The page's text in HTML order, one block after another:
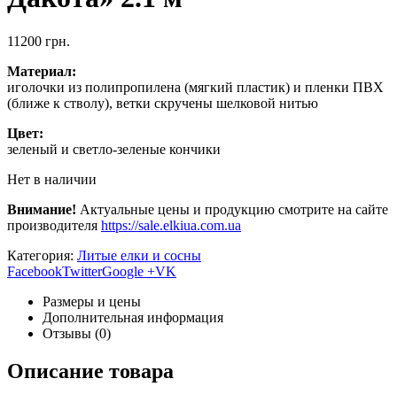
11200 грн.
Материал:
иголочки из полипропилена (мягкий пластик) и пленки ПВХ
(ближе к стволу), ветки скручены шелковой нитью
Цвет:
зеленый и светло-зеленые кончики
Нет в наличии
Внимание! Актуальные цены и продукцию смотрите на сайте
производителя https://sale.elkiua.com.ua
Категория: Литые елки и сосны
FacebookTwitterGoogle +VK
Размеры и цены
Дополнительная информация
Отзывы (0)
Описание товара